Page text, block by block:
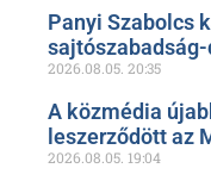
Panyi Szabolcs
2026.08.05. 20:35
A közmédia
leszerződött az
2026.08.05. 19:04